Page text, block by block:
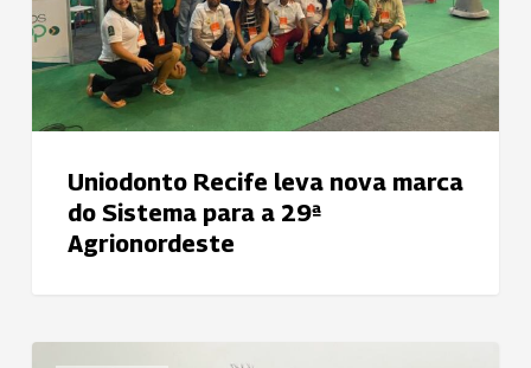
Sistema
para
a
Uniodonto Recife leva nova marca
do Sistema para a 29ª
Agrionordeste